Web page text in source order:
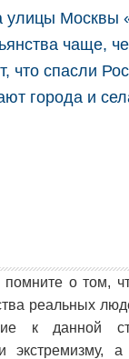
Москвы
чаще,
что спасли
города и
о том,
реальных
к данной
а